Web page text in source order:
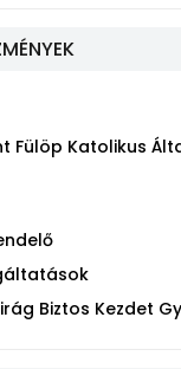
Fülöp Katolikus
Biztos Kezdet